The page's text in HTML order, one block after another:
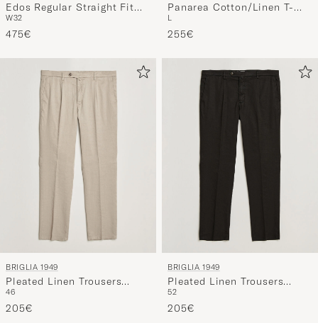
Edos Regular Straight Fit
Bull Denim Jeans White
W32
475€
Panarea Cotton/Linen T-
Shirt Wood
L
255€
BRIGLIA 1949
Pleated Linen Trousers
Beige
46
205€
BRIGLIA 1949
Pleated Linen Trousers
Black
52
205€